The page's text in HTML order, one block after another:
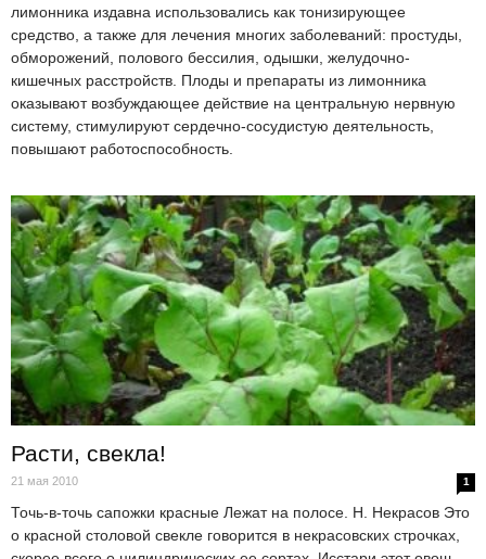
лимонника издавна использовались как тонизирующее
средство, а также для лечения многих заболеваний: простуды,
обморожений, полового бессилия, одышки, желудочно-
кишечных расстройств. Плоды и препараты из лимонника
оказывают возбуждающее действие на центральную нервную
систему, стимулируют сердечно-сосудистую деятельность,
повышают работоспособность.
Расти, свекла!
21 мая 2010 1
Точь-в-точь сапожки красные Лежат на полосе. Н. Некрасов Это
о красной столовой свекле говорится в некрасовских строчках,